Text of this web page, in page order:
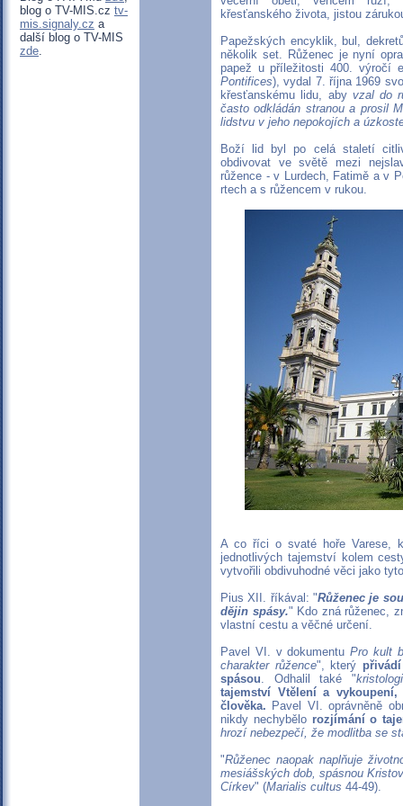
blog o TV-MIS.cz tv-
mis.signaly.cz a
další blog o TV-MIS
zde.
křesťanského života, jistou
Papežských encyklik, bul,
několik set. Růženec je nyní
papež u příležitosti 400. výročí
Pontifices), vydal 7. října 1969
křesťanskému lidu, aby vzal do
často odkládán stranou a prosil
lidstvu v jeho nepokojích a
Boží lid byl po celá staletí
obdivovat ve světě mezi
růžence - v Lurdech, Fatimě a v
rtech a s růžencem v rukou.
A co říci o svaté hoře Varese,
jednotlivých tajemství kolem
vytvořili obdivuhodné věci jako
Pius XII. říkával: "Růženec je
dějin spásy." Kdo zná růženec,
vlastní cestu a věčné určení.
Pavel VI. v dokumentuPro kult
charakter růžence", který
spásou. Odhalil také "
tajemství Vtělení a
člověka. Pavel VI. oprávněně
nikdy nechybělo rozjímání o
hrozí nebezpečí, že modlitba se
"Růženec naopak naplňuje
mesiášských dob, spásnou
Církev" (Marialis cultus 44-49).